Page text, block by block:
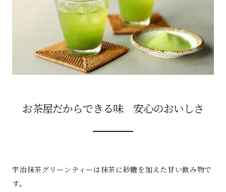
お茶屋だからできる味 安心のおいしさ
宇治抹茶グリーンティーは抹茶に砂糖を加えた甘い飲み物で
す。